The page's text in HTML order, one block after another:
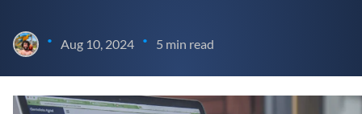
• Aug 10, 2024 • 5 min read